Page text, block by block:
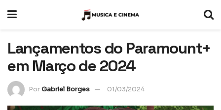
Lançamentos do Paramount+
em Março de 2024
PorGabriel Borges 01/03/2024